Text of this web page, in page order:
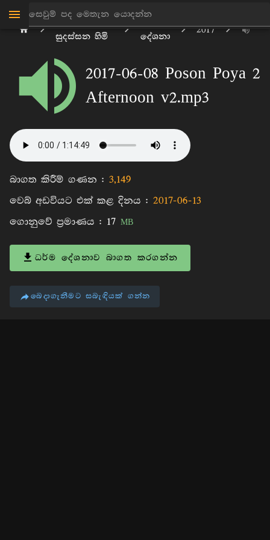
සුදස්සන හිමි
දේශනා
2017
2017-06-08 Poson Poya 2
Afternoon v2.mp3
බාගත කිරීම් ගණන : 3,149
වෙබ් අඩවියට එක් කළ දිනය : 2017-06-13
ගොනුවේ ප්‍රමාණය : 17 MB
ධර්ම දේශනාව බාගත කරගන්න
බෙදාගැනීමට සබැඳියක් ගන්න